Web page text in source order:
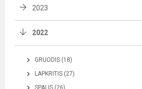
2023
2022
GRUODIS (18)
LAPKRITIS (27)
SPALIS (26)